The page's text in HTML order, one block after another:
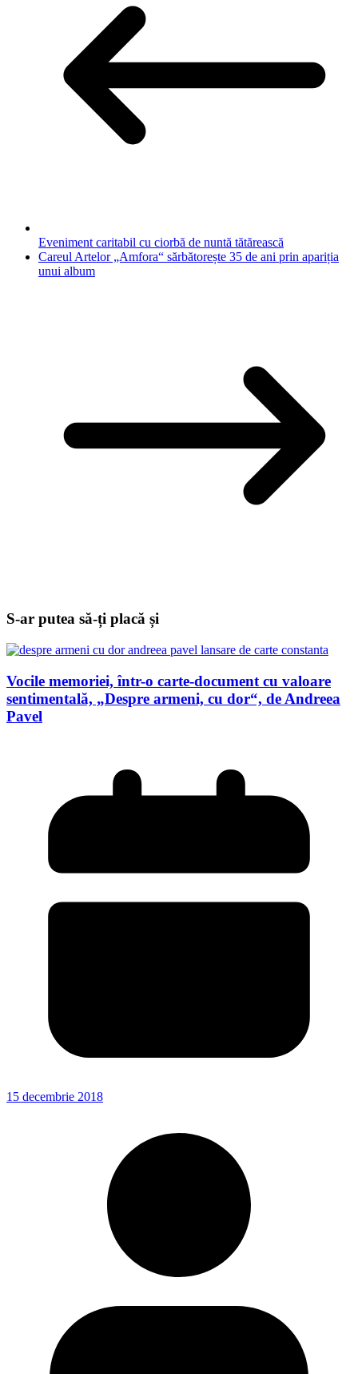
Eveniment caritabil cu ciorbă de nuntă tătărească
Careul Artelor „Amfora“ sărbătorește 35 de ani prin apariția
unui album
S-ar putea să-ți placă și
Vocile memoriei, într-o carte-document cu valoare
sentimentală, „Despre armeni, cu dor“, de Andreea
Pavel
15 decembrie 2018